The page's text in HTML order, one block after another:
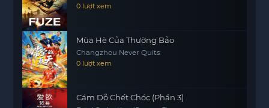
0 lượt xem
Mùa Hè Của Thường Bảo
Changzhou Never Quits
0 lượt xem
Cám Dỗ Chết Chóc (Phần 3)